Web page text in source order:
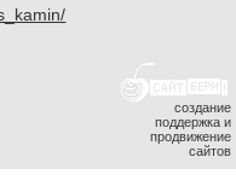
создание
поддержка и
продвижение
сайтов